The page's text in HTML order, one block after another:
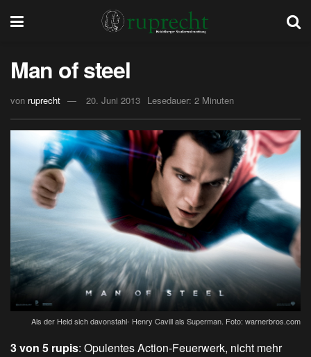
Man of steel
von ruprecht 20. Juni 2013 Lesedauer: 2 Minuten
Als der Held sich davonstahl- Henry Cavill als Superman. Foto: warnerbros.com
3 von 5 rupis: Opulentes Action-Feuerwerk, nicht mehr